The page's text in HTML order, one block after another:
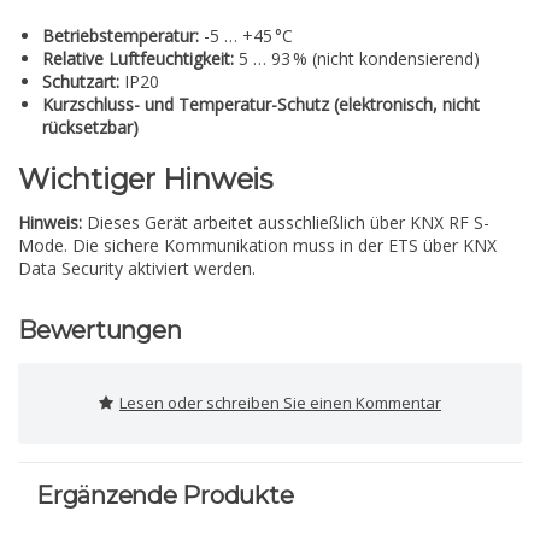
Betriebstemperatur: -5 … +45 °C
Relative Luftfeuchtigkeit: 5 … 93 % (nicht kondensierend)
Schutzart: IP20
Kurzschluss- und Temperatur-Schutz (elektronisch, nicht
rücksetzbar)
Wichtiger Hinweis
Hinweis: Dieses Gerät arbeitet ausschließlich über KNX RF S-
Mode. Die sichere Kommunikation muss in der ETS über KNX
Data Security aktiviert werden.
Bewertungen
Lesen oder schreiben Sie einen Kommentar
Ergänzende Produkte